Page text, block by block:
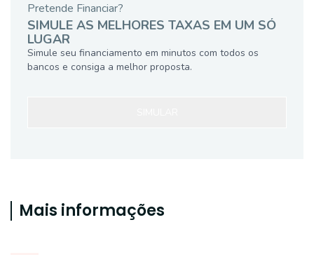
Pretende Financiar?
SIMULE AS MELHORES TAXAS EM UM SÓ
LUGAR
Simule seu financiamento em minutos com todos os
bancos e consiga a melhor proposta.
Mais informações